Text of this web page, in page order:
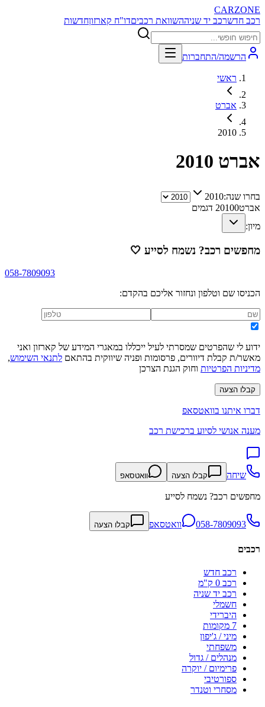
CARZONE
רכב חדשרכב יד שניההשוואת רכביםדו"ח קארזוןחדשות
הרשמה/התחברות
ראשי
אברט
2010
אברט 2010
בחרו שנה:2010
אברט 20100
דגמים
מיון:
מחפשים רכב? נשמח לסייע 🤍
058-7809093
הכניסו שם וטלפון ונחזור אליכם בהקדם:
ידוע לי שהפרטים שמסרתי לעיל ייכללו במאגרי המידע של קארזון ואני
מאשר/ת קבלת דיוורים, פרסומות ופניה שיווקית בהתאם לתנאי השימוש,
מדיניות הפרטיות וחוק הגנת הצרכן
קבלו הצעה
דברו איתנו בוואטסאפ
מענה אנושי לסיוע ברכישת רכב
שיחה קבלו הצעה וואטסאפ
מחפשים רכב? נשמח לסייע
058-7809093 וואטסאפ קבלו הצעה
רכבים
רכב חדש
רכב 0 ק"מ
רכב יד שניה
חשמלי
היברידי
7 מקומות
מיני / ג'יפון
משפחתי
מנהלים / גדול
פרימיום / יוקרה
ספורטיבי
מסחרי וטנדר